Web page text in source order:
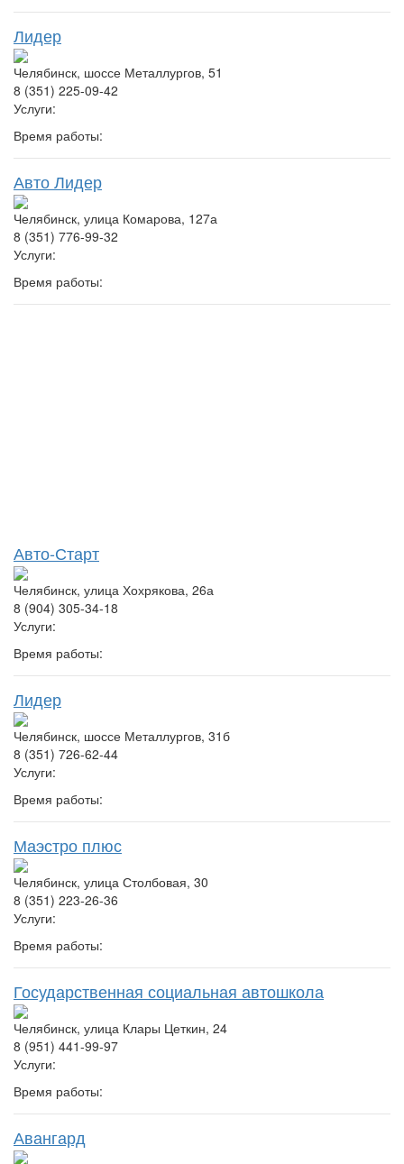
Лидер
Челябинск, шоссе Металлургов, 51
8 (351) 225-09-42
Услуги:
Время работы:
Авто Лидер
Челябинск, улица Комарова, 127а
8 (351) 776-99-32
Услуги:
Время работы:
Авто-Старт
Челябинск, улица Хохрякова, 26а
8 (904) 305-34-18
Услуги:
Время работы:
Лидер
Челябинск, шоссе Металлургов, 31б
8 (351) 726-62-44
Услуги:
Время работы:
Маэстро плюс
Челябинск, улица Столбовая, 30
8 (351) 223-26-36
Услуги:
Время работы:
Государственная социальная автошкола
Челябинск, улица Клары Цеткин, 24
8 (951) 441-99-97
Услуги:
Время работы:
Авангард